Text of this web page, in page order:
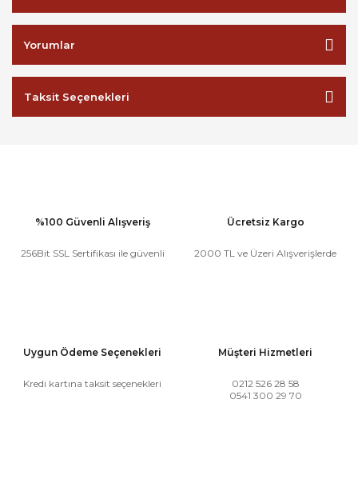
Yorumlar
Taksit Seçenekleri
%100 Güvenli Alışveriş
256Bit SSL Sertifikası ile güvenli
Ücretsiz Kargo
2000 TL ve Üzeri Alışverişlerde
Uygun Ödeme Seçenekleri
Kredi kartına taksit seçenekleri
Müşteri Hizmetleri
0212 526 28 58
0541 300 29 70